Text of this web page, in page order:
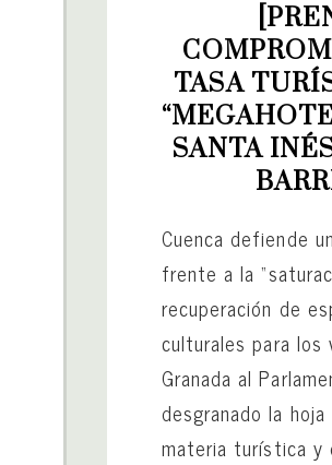
TASA
SANTA
Cuenca defiende
frente a la
recuperación de
culturales para los
Granada al
desgranado la
materia turística y